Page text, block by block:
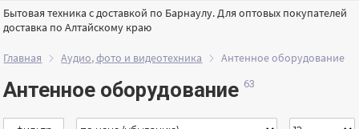
Бытовая техника с доставкой по Барнаулу. Для оптовых покупателей
доставка по Алтайскому краю
Главная Аудио, фото и видеотехника Антенное оборудование
Антенное оборудование